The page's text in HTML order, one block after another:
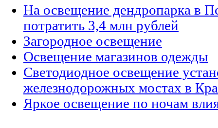
На освещение дендропарка в
потратить 3,4 млн рублей
Загородное освещение
Освещение магазинов одежды
Светодиодное освещение
железнодорожных мостах в
Яркое освещение по ночам